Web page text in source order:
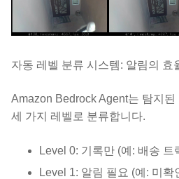
자동 레벨 분류 시스템: 알림의 효
Amazon Bedrock Agent는 탐지
세 가지 레벨로 분류합니다.
Level 0: 기록만 (예: 배송 트
Level 1: 알림 필요 (예: 미확